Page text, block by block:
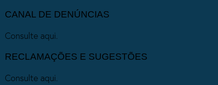
CANAL DE DENÚNCIAS
Consulte aqui.
RECLAMAÇÕES E SUGESTÕES
Consulte aqui.